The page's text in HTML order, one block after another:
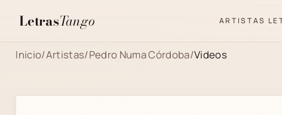
LetrasTango ARTISTAS
Inicio/Artistas/Pedro Numa Córdoba/Videos